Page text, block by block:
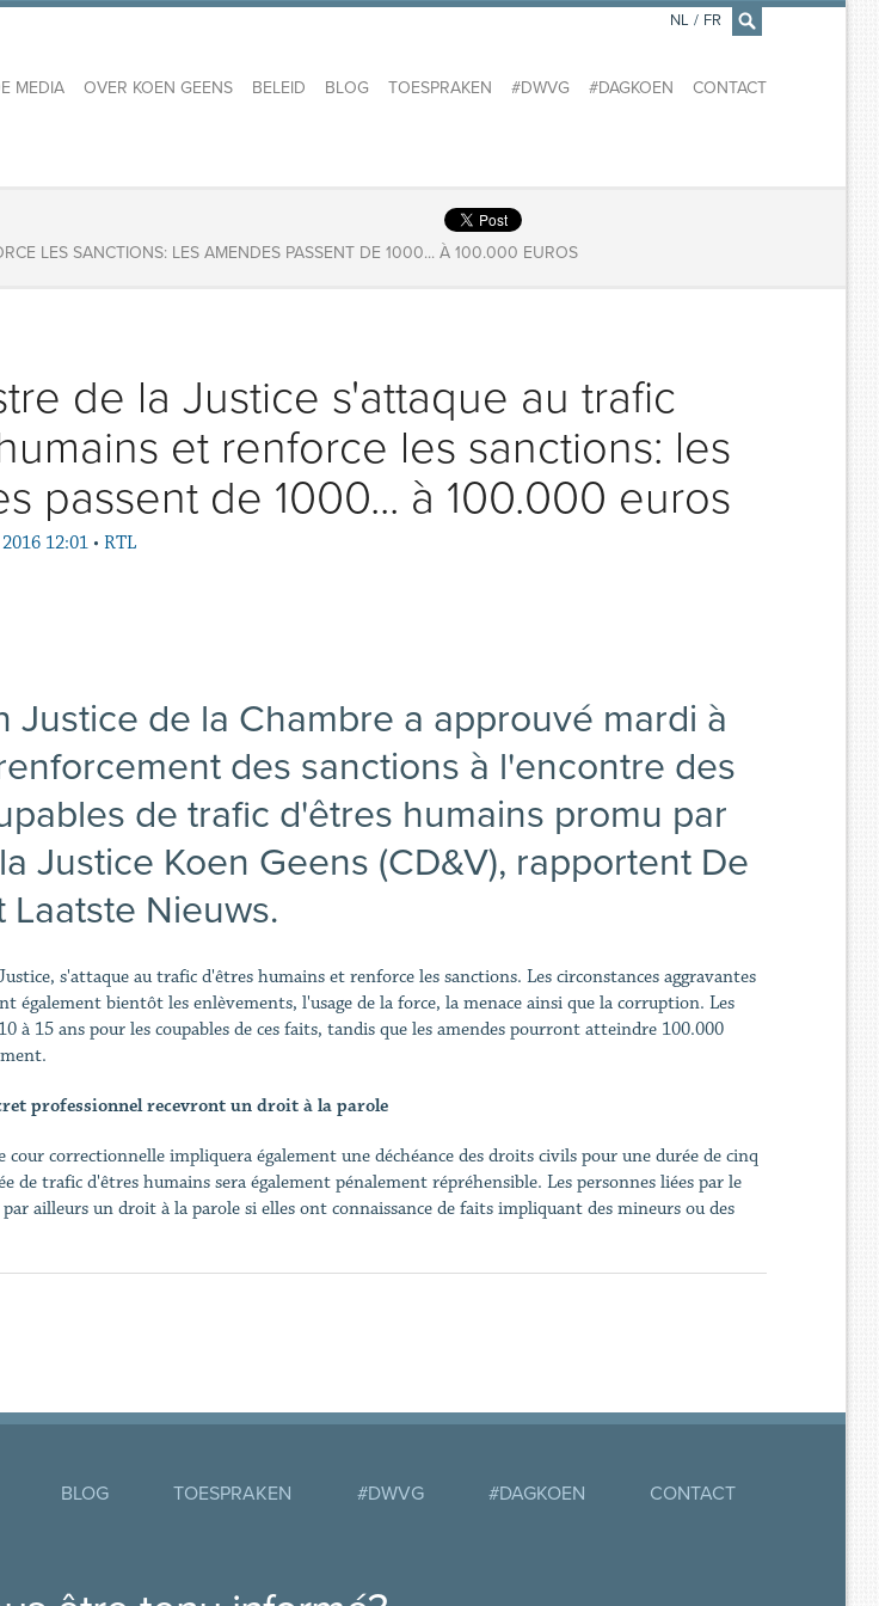
×
MEDIA OVER KOEN GEENS BELEID BLOG TOESPRAKEN #DWVG #DAGKOEN CONTACT
NL / FR
LES SANCTIONS: LES AMENDES PASSENT DE 1000... À 100.000 EUROS
de la Justice s'attaque au trafic
et renforce les sanctions: les
passent de 1000... à 100.000 euros
12:01 • RTL
Justice de la Chambre a approuvé mardi à
des sanctions à l'encontre des
de trafic d'êtres humains promu par
Justice Koen Geens (CD&V), rapportent De
Nieuws.
s'attaque au trafic d'êtres humains et renforce les sanctions. Les circonstances aggravantes
également bientôt les enlèvements, l'usage de la force, la menace ainsi que la corruption. Les
à 15 ans pour les coupables de ces faits, tandis que les amendes pourront atteindre 100.000
professionnel recevront un droit à la parole
correctionnelle impliquera également une déchéance des droits civils pour une durée de cinq
de trafic d'êtres humains sera également pénalement répréhensible. Les personnes liées par le
ailleurs un droit à la parole si elles ont connaissance de faits impliquant des mineurs ou des
BLOG TOESPRAKEN #DWVG #DAGKOEN CONTACT